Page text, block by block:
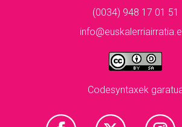
(0034) 948 17 01 51
Codesyntaxek